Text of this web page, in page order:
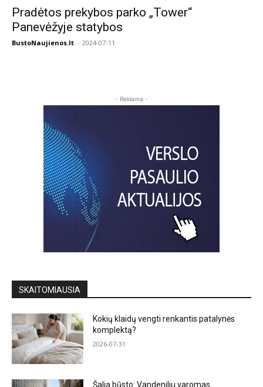
Pradėtos prekybos parko „Tower“
Panevėžyje statybos
BustoNaujienos.lt - 2024-07-11
- Reklama -
SKAITOMIAUSIA
Kokių klaidų vengti renkantis patalynės
komplektą?
2026-07-31
Šalia būsto: Vandeniliu varomas